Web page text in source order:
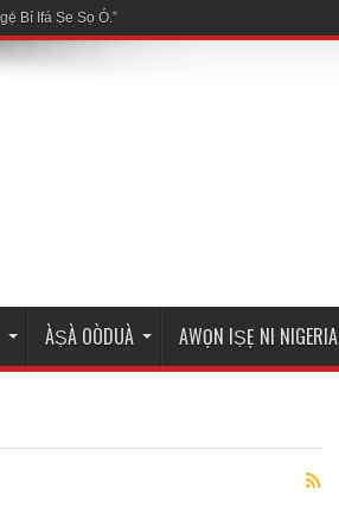
ÀṢÀ OÒDUÀ AWỌN IṢẸ NI NIGERIA